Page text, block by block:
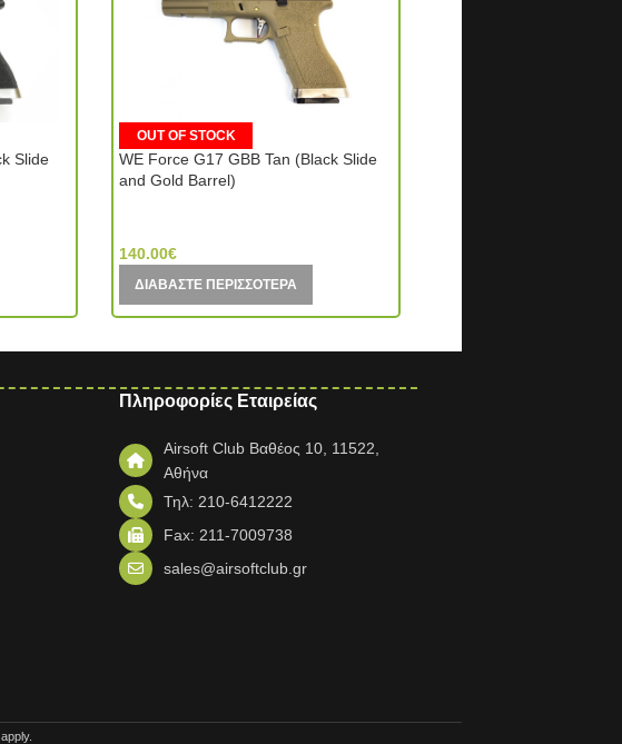
Slide
OUT OF STOCK
WE Force G17 GBB Tan (Black Slide
and Gold Barrel)
140.00€
ΔΙΑΒΆΣΤΕ ΠΕΡΙΣΣΌΤΕΡΑ
Πληροφορίες Εταιρείας
Airsoft Club Βαθέος 10, 11522,
Αθήνα
Τηλ: 210-6412222
Fax: 211-7009738
sales@airsoftclub.gr